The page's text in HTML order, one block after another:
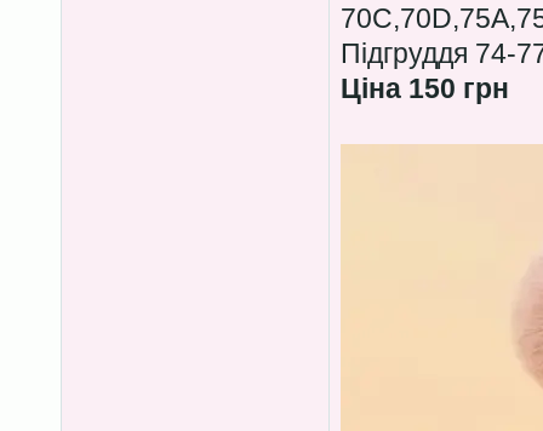
Підгруддя 74-
Ціна 150 грн